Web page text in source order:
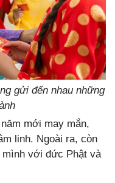
gửi đến nhau những
mới may mắn,
linh. Ngoài ra, còn
mình với đức Phật và